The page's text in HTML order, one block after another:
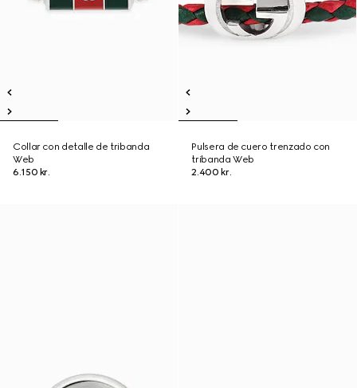
Collar con detalle de tribanda
Web
6.150 kr.
Pulsera de cuero trenzado con
tribanda Web
2.400 kr.